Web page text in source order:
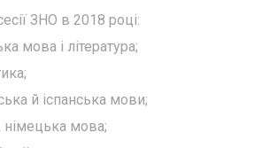
ЗНО в 2018 році:
мова і література;
й іспанська мови;
німецька мова;